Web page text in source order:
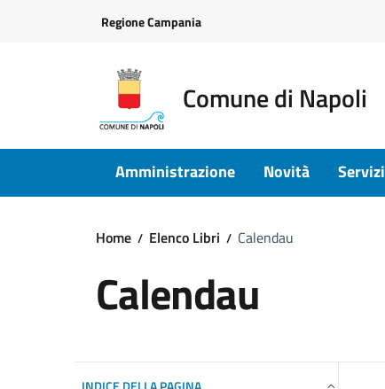
Regione Campania
Comune di Napoli
Amministrazione Novità Servizi
Home Elenco Libri Calendau
Calendau